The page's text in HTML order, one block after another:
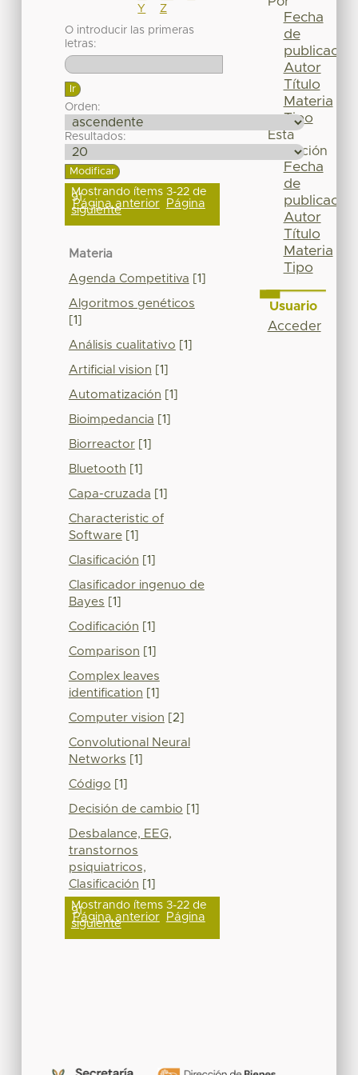
Y
Z
O introducir las primeras
letras:
Orden:
Resultados:
Mostrando ítems 3-22 de
91
Página anterior Página
siguiente
Materia
Agenda Competitiva [1]
Algoritmos genéticos
[1]
Análisis cualitativo [1]
Artificial vision [1]
Automatización [1]
Bioimpedancia [1]
Biorreactor[1]
Bluetooth [1]
Capa-cruzada [1]
Characteristic of
Software[1]
Clasificación [1]
Clasificador ingenuo de
Bayes [1]
Codificación [1]
Comparison [1]
Complex leaves
identification [1]
Computer vision [2]
Convolutional Neural
Networks [1]
Código [1]
Decisión de cambio [1]
Desbalance, EEG,
transtornos
psiquiatricos,
Clasificación [1]
Mostrando ítems 3-22 de
91
Página anterior Página
siguiente
Fecha
de
publicación
Autor
Título
Materia
Tipo
Esta
colección
Fecha
de
publicación
Autor
Título
Materia
Tipo
Usuario
Acceder